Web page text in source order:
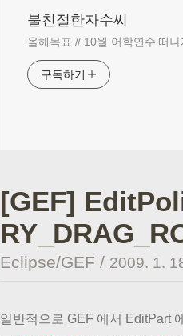
불친절한자수씨
올해목표 // 10월 어학연수 떠나
구독하기
[GEF]
Eclipse/GEF / 2009. 1.
일반적으로 GEF 에서 EditPart